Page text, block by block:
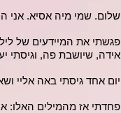
שלום. שמי מיה אסיא. אני
פגשתי את המיידעים של
אידה, שיושבת פה, וגיסתי
יום אחד גיסתי באה אליי
פחדתי אז מהמילים האלו: